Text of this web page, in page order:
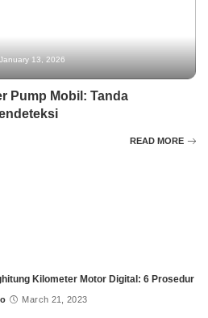
January 13, 2026
Pump Mobil: Tanda
READ MORE
Kilometer Motor Digital: 6 Prosedur
March 21, 2023